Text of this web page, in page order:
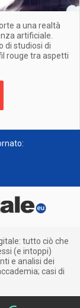
a una realtà
artificiale.
di studiosi di
rouge tra aspetti
tutto ciò che
(e intoppi)
e analisi dei
casi di